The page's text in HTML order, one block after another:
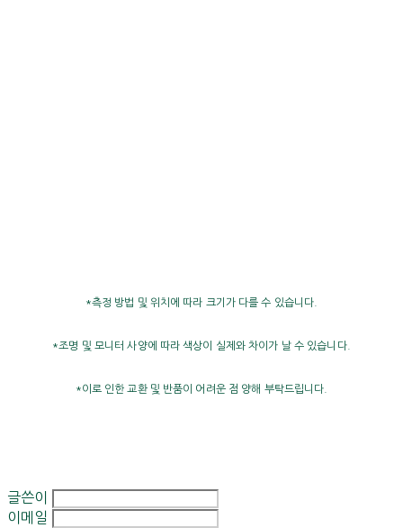
*측정 방법 및 위치에 따라 크기가 다를 수 있습니다.
*조명 및 모니터 사양에 따라 색상이 실제와 차이가 날 수 있습니다.
*이로 인한 교환 및 반품이 어려운 점 양해 부탁드립니다.
글쓴이
이메일